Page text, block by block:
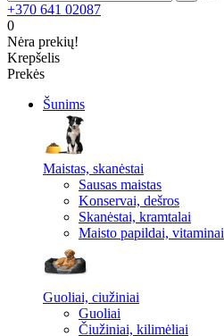
+370 641 02087
0
Nėra prekių!
Krepšelis
Prekės
Šunims
Maistas, skanėstai
Sausas maistas
Konservai, dešros
Skanėstai, kramtalai
Maisto papildai, vitaminai
Guoliai, ciužiniai
Guoliai
Čiužiniai, kilimėliai